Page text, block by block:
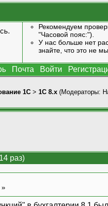
.
Рекомендуем
"Часовой пояс:").
У нас больше нет
знайте, что это не
Почта Войти
1С > 1С 8.x (Модераторы:
раз)
»